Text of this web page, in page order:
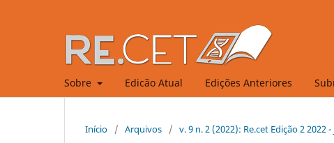
Sobre Edicão Atual Edições Anteriores
Início / Arquivos / v. 9 n. 2 (2022): Re.cet Edição 2 2022